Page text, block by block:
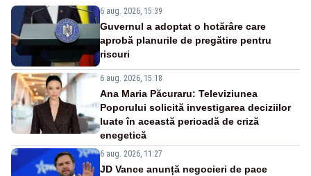
6 aug. 2026, 15:39
Guvernul a adoptat o hotărâre care
aprobă planurile de pregătire pentru
riscuri
6 aug. 2026, 15:18
Ana Maria Păcuraru: Televiziunea
Poporului solicită investigarea deciziilor
luate în această perioadă de criză
enegetică
6 aug. 2026, 11:27
JD Vance anunță negocieri de pace